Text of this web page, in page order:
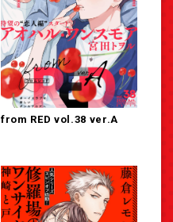
from RED vol.38 ver.A